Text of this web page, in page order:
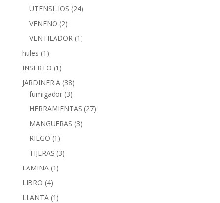
UTENSILIOS (24)
VENENO (2)
VENTILADOR (1)
hules (1)
INSERTO (1)
JARDINERIA (38)
fumigador (3)
HERRAMIENTAS (27)
MANGUERAS (3)
RIEGO (1)
TIJERAS (3)
LAMINA (1)
LIBRO (4)
LLANTA (1)